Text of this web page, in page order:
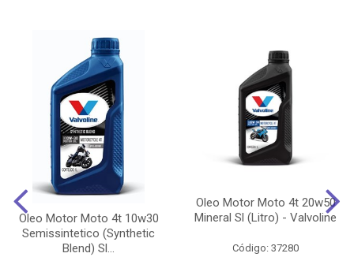
Oleo Motor Moto 4t 10w30
Semissintetico (Synthetic
Blend) Sl...
Oleo Motor Moto 4t 20w50
Mineral Sl (Litro) - Valvoline
Código: 37280